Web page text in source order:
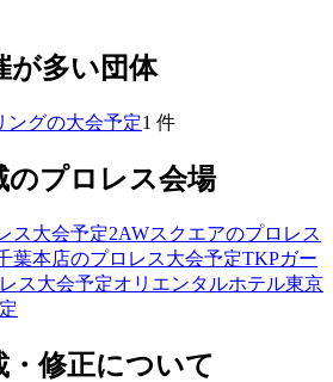
が多い団体
ングの大会予定1 件
のプロレス会場
ス大会予定2AWスクエアのプロレス
葉本店のプロレス大会予定TKPガー
ス大会予定オリエンタルホテル東京
・修正について